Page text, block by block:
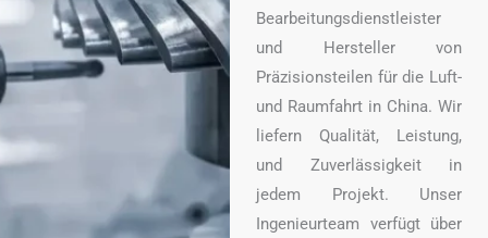
Bearbeitungsdienstleister
und Hersteller von
Präzisionsteilen für die Luft-
und Raumfahrt in China. Wir
liefern Qualität, Leistung,
und Zuverlässigkeit in
jedem Projekt. Unser
Ingenieurteam verfügt über